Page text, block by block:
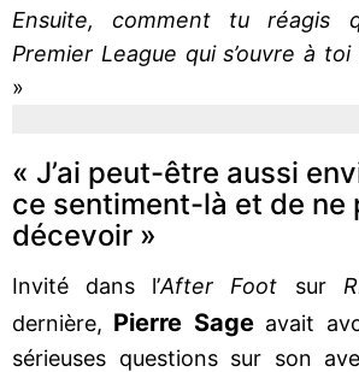
Ensuite, comment tu réagis
Premier League qui s’ouvre à
»
« J’ai peut-être aussi
ce sentiment-là et de ne
décevoir »
Invité dans l’After Foot sur
dernière, Pierre Sageavait
sérieuses questions sur son